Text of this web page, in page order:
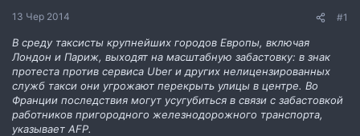
н
13 Чер 2014 #1
В среду таксисты крупнейших городов Европы, включая
Лондон и Париж, выходят на масштабную забастовку: в знак
протеста против сервиса Uber и других нелицензированных
служб такси они угрожают перекрыть улицы в центре. Во
Франции последствия могут усугубиться в связи с забастовкой
работников пригородного железнодорожного транспорта,
указывает AFP.